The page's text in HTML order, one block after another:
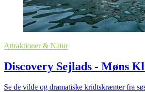
Attraktioner & Natur
Discovery Sejlads - Møns
Se de vilde og dramatiske kridtskrænter fra